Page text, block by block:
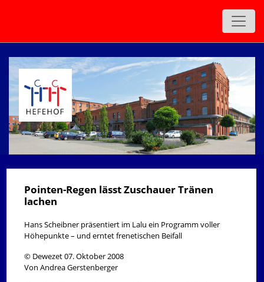
zurück
Pointen-Regen lässt Zuschauer Tränen
lachen
Hans Scheibner präsentiert im Lalu ein Programm voller
Höhepunkte – und erntet frenetischen Beifall
© Dewezet 07. Oktober 2008
Von Andrea Gerstenberger